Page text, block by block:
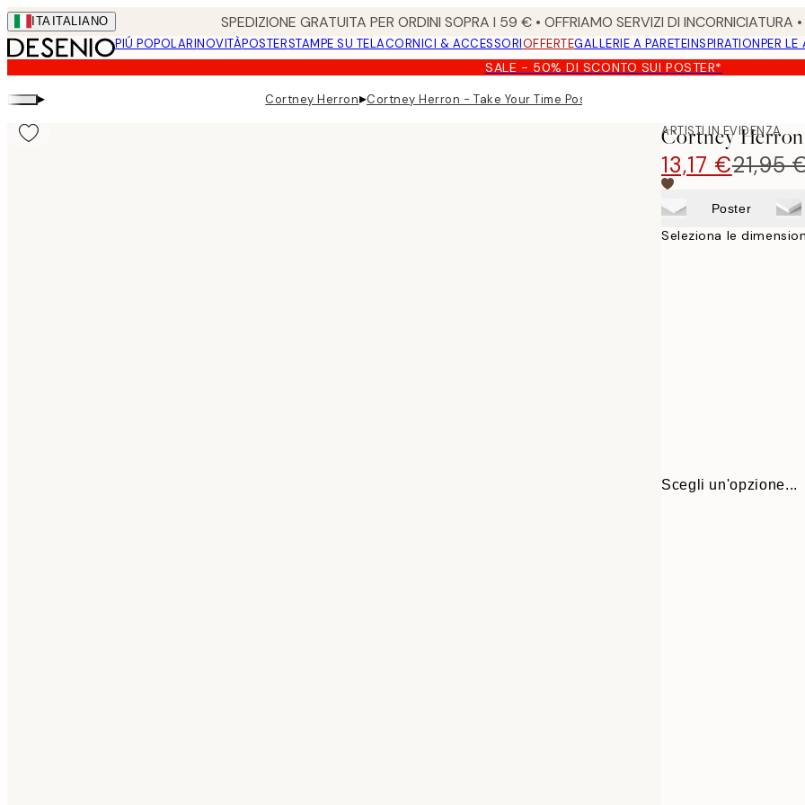
Skip
to
main
content.
ITA ITALIANO SPEDIZIONE GRATUITA PER ORDINI SOPRA I 59 € • OFFRIAMO SERVIZI DI
PIÚ POPOLARINOVITÀPOSTERSTAMPE SU TELACORNICI & ACCESSORIOFFERTEGALLERIE A PARETEINSPIRATIONPER LE
SALE - 50% DI SCONTO SUI POSTER*
▸ Cortney Herron▸Cortney Herron - Take Your Time Poster
ARTISTI IN EVIDENZA
Cortney
13,17 €21,95
Poster
Seleziona le
Scegli un'opzione...